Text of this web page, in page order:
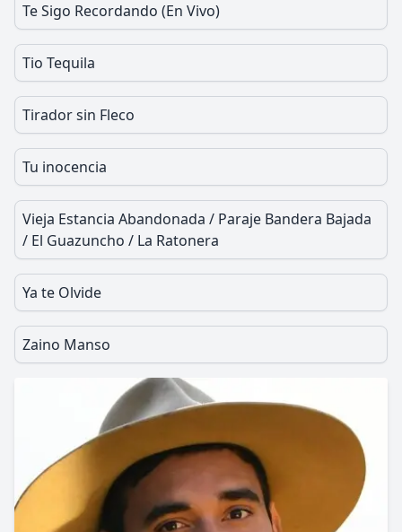
Te Sigo Recordando (En Vivo)
Tio Tequila
Tirador sin Fleco
Tu inocencia
Vieja Estancia Abandonada / Paraje Bandera Bajada
/ El Guazuncho / La Ratonera
Ya te Olvide
Zaino Manso